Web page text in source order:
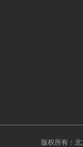
版权所有：